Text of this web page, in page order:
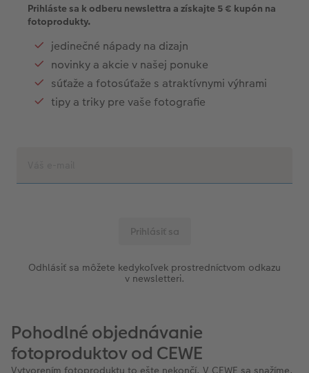
Prihláste sa k odberu newslettra a získajte 5 € kupón na
fotoprodukty.
jedinečné nápady na dizajn
novinky a akcie v našej ponuke
súťaže a fotosúťaže s atraktívnymi výhrami
tipy a triky pre vaše fotografie
Odhlásiť sa môžete kedykoľvek prostredníctvom odkazu
v newsletteri.
Pohodlné objednávanie
fotoproduktov od CEWE
Vytvorením fotoproduktu to ešte nekončí. V CEWE sa snažíme,